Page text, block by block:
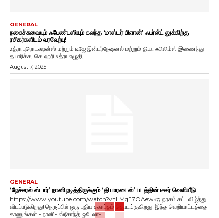
GENERAL
நகைச்சுவையும் ஃபேண்டஸியும் கலந்த ‘மாஸ்டர் பிளான்’ ஃபர்ஸ்ட் லுக்கிற்கு
ரசிகர்களிடம் வரவேற்பு!
உத்ரா புரொடக்ஷன்ஸ் மற்றும் டிஜே இன்டர்நேஷனல் மற்றும் தியா ஃபிலிம்ஸ் இணைந்து
தயாரிக்க, செ. ஹரி உத்ரா எழுதி,...
August 7, 2026
GENERAL
‘நேச்சுரல் ஸ்டார்’ நானி நடித்திருக்கும் ‘தி பாரடைஸ்’ படத்தின் டீசர் வெளியீடு
https://www.youtube.com/watch?v=LMqE7OAewkg நரகம் கட்டவிழ்த்து
விடப்படுகிறது! நெருப்பில் ஒரு புதிய சகாப்தம் தொடங்குகிறது! இந்த வெறியாட்டத்தை
காணுங்கள்!- நானி- ஸ்ரீகாந்த் ஒடேலா-...